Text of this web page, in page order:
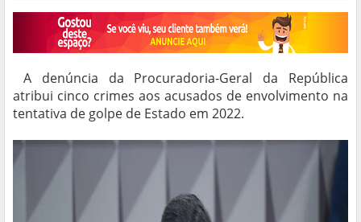
A denúncia da Procuradoria-Geral da República
atribui cinco crimes aos acusados de envolvimento na
tentativa de golpe de Estado em 2022.